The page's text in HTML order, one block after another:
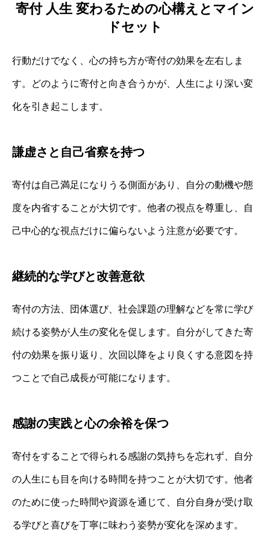
寄付 人生 変わるための心構えとマイン
ドセット
行動だけでなく、心の持ち方が寄付の効果を左右しま
す。どのように寄付と向き合うかが、人生により深い変
化を引き起こします。
謙虚さと自己省察を持つ
寄付は自己満足になりうる側面があり、自分の動機や態
度を内省することが大切です。他者の視点を尊重し、自
己中心的な視点だけに偏らないよう注意が必要です。
継続的な学びと改善意欲
寄付の方法、団体選び、社会課題の理解などを常に学び
続ける姿勢が人生の変化を促します。自分がしてきた寄
付の効果を振り返り、次回以降をより良くする意図を持
つことで自己成長が可能になります。
感謝の実践と心の余裕を保つ
寄付をすることで得られる感謝の気持ちを忘れず、自分
の人生にも目を向ける時間を持つことが大切です。他者
のために使った時間や資源を通じて、自分自身が受け取
る学びと喜びを丁寧に味わう姿勢が変化を深めます。